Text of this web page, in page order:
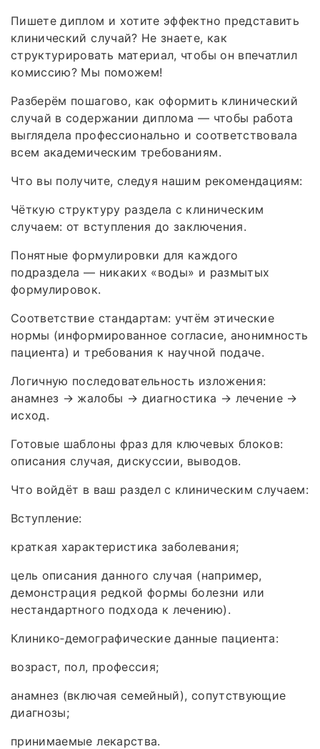
Пишете диплом и хотите эффектно представить
клинический случай? Не знаете, как
структурировать материал, чтобы он впечатлил
комиссию? Мы поможем!
Разберём пошагово, как оформить клинический
случай в содержании диплома — чтобы работа
выглядела профессионально и соответствовала
всем академическим требованиям.
Что вы получите, следуя нашим рекомендациям:
Чёткую структуру раздела с клиническим
случаем: от вступления до заключения.
Понятные формулировки для каждого
подраздела — никаких «воды» и размытых
формулировок.
Соответствие стандартам: учтём этические
нормы (информированное согласие, анонимность
пациента) и требования к научной подаче.
Логичную последовательность изложения:
анамнез → жалобы → диагностика → лечение →
исход.
Готовые шаблоны фраз для ключевых блоков:
описания случая, дискуссии, выводов.
Что войдёт в ваш раздел с клиническим случаем:
Вступление:
краткая характеристика заболевания;
цель описания данного случая (например,
демонстрация редкой формы болезни или
нестандартного подхода к лечению).
Клинико‑демографические данные пациента:
возраст, пол, профессия;
анамнез (включая семейный), сопутствующие
диагнозы;
принимаемые лекарства.